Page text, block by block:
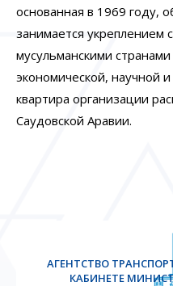
основанная в 1969 году,
занимается укреплением
мусульманскими
экономической, научной
квартира организации
Саудовской Аравии.
АГЕНТСТВО
КАБИНЕТЕ